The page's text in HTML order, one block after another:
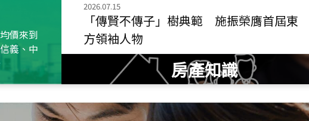
115 年 07 月 成交
台北市中山區長春路
總價
115年07月 成交
十泉十美
台北市北投區光明路
總價
1,020萬
價來到
義、中
2026.07.15
「傳賢不傳子」樹典範 施振榮膺首屆東
方領袖人物
房產知識